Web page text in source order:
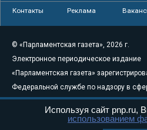
Контакты Реклама
© «Парламентская газета», 2026 г.
Электронное периодическое издание
«Парламентская газета»
Федеральной службе по надзору в
связи, информационных технологий и
массовых коммуникаций
Используя сайт pnp.ru,
использованием